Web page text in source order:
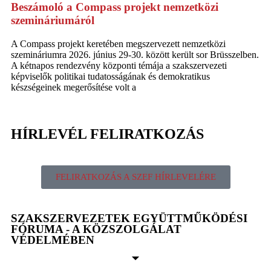
Beszámoló a Compass projekt nemzetközi
szemináriumáról
A Compass projekt keretében megszervezett nemzetközi
szemináriumra 2026. június 29-30. között került sor Brüsszelben.
A kétnapos rendezvény központi témája a szakszervezeti
képviselők politikai tudatosságának és demokratikus
készségeinek megerősítése volt a
HÍRLEVÉL FELIRATKOZÁS
FELIRATKOZÁS A SZEF HÍRLEVELÉRE
SZAKSZERVEZETEK EGYÜTTMŰKÖDÉSI
FÓRUMA - A KÖZSZOLGÁLAT
VÉDELMÉBEN